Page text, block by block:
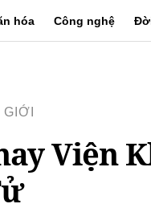
hóa Công nghệ
Viện